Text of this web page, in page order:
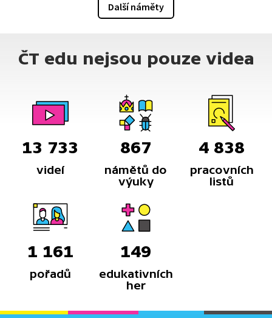
Další náměty
ČT edu nejsou pouze videa
13 733
videí
867
námětů do
výuky
4 838
pracovních
listů
1 161
pořadů
149
edukativních
her